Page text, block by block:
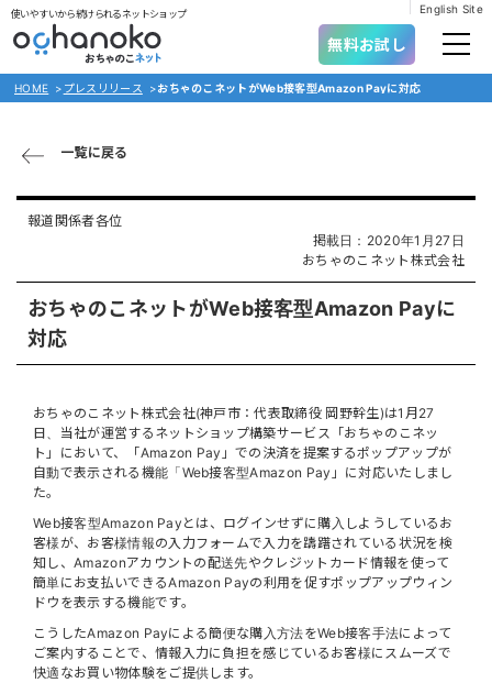
English Site
使いやすいから続けられるネットショップ
無料お試し
HOME > プレスリリース >おちゃのこネットがWeb接客型Amazon Payに対応
一覧に戻る
報道関係者各位
掲載日：2020年1月27日
おちゃのこネット株式会社
おちゃのこネットがWeb接客型Amazon Payに
対応
おちゃのこネット株式会社(神戸市：代表取締役 岡野幹生)は1月27
日、当社が運営するネットショップ構築サービス「おちゃのこネッ
ト」において、​「Amazon Pay」での決済を提案するポップアップが
自動で表示される機能「​Web接客型Amazon Pay」に対応いたしまし
た。
Web接客型Amazon Payとは、​ログインせずに購入しようしているお
客様が、お客様情報の入力フォームで入力を躊躇されている状況を検
知し、Amazonアカウントの配送先やクレジットカード情報を使って
簡単にお支払いできるAmazon Payの利用を促すポップアップウィン
ドウを表示する機能​です。
こうしたAmazon Payによる簡便な購入方法をWeb接客手法によって
ご案内することで、情報入力に負担を感じているお客様にスムーズで
快適なお買い物体験をご提供します。